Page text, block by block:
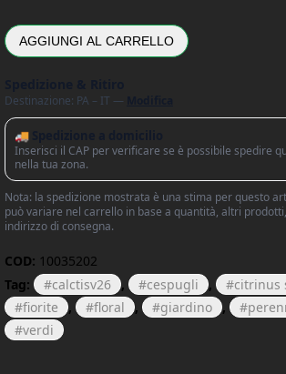
AGGIUNGI AL CARRELLO
Destinazione: PA – IT —
🚚 Spedizione a domicilio
Inserisci il CAP per verificare se è possibile spedire
nella tua zona.
Nota: la spedizione mostrata è una stima per questo
può variare nel carrello in base a quantità, altri
indirizzo di consegna.
COD: 10035202
Tag:
calctisv26 , cespugli , citrinus
fiorite
, floral , giardino ,
verdi